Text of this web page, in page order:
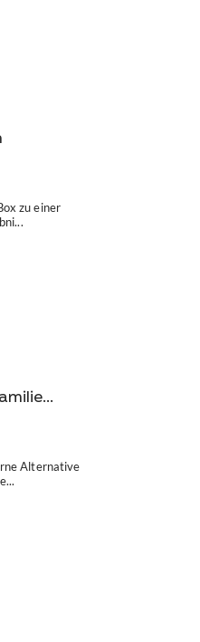
zu einer
Alternative